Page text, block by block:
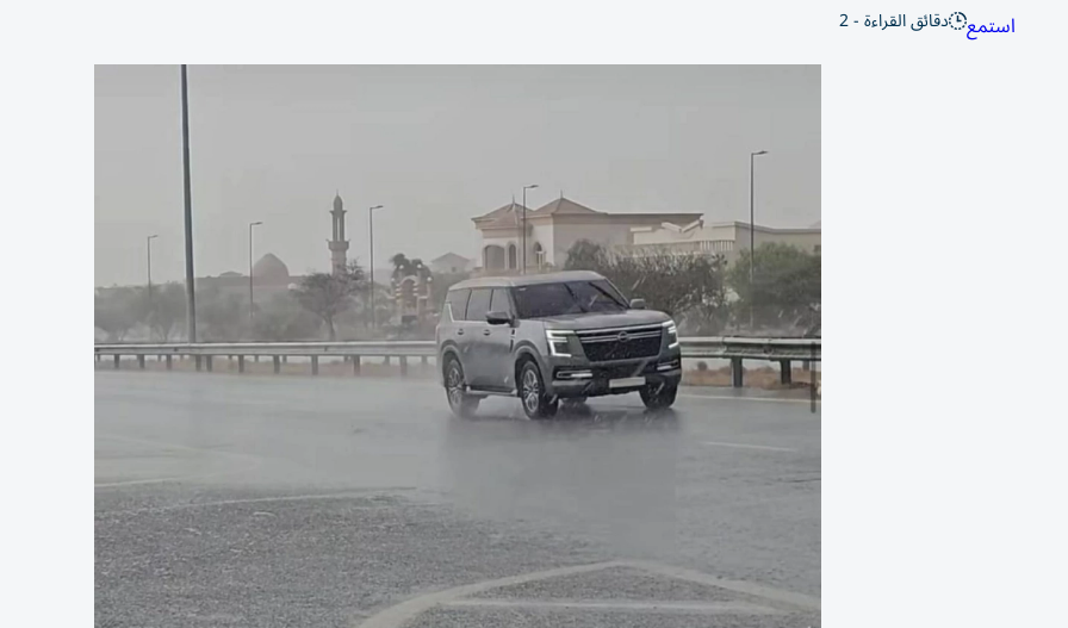
استمع دقائق القراءة - 2